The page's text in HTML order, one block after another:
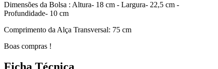
Dimensões da Bolsa : Altura- 18 cm - Largura- 22,5 cm -
Profundidade- 10 cm
Comprimento da Alça Transversal: 75 cm
Boas compras !